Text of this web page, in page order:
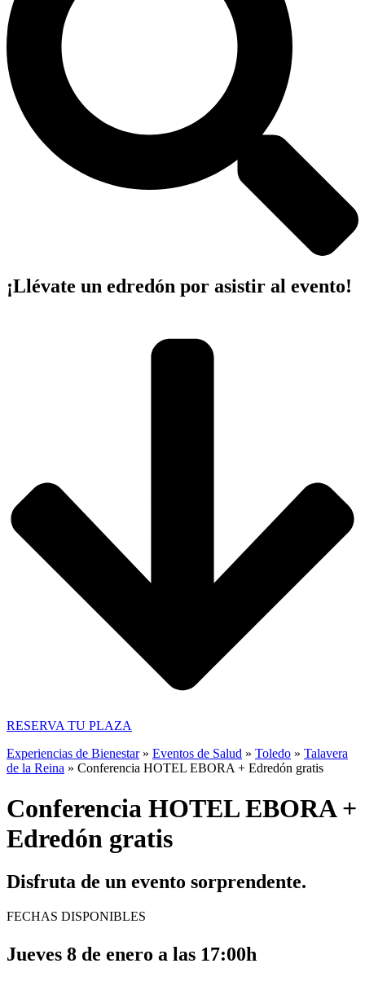
¡Llévate un edredón por asistir al evento!
RESERVA TU PLAZA
Experiencias de Bienestar» Eventos de Salud » Toledo » Talavera
de la Reina » Conferencia HOTEL EBORA + Edredón gratis
Conferencia HOTEL EBORA +
Edredón gratis
Disfruta de un evento sorprendente.
FECHAS DISPONIBLES
Jueves 8 de enero a las 17:00h